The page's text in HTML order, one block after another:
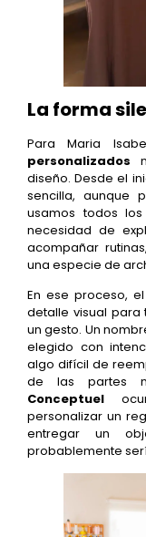
La forma
Para Maria
personalizados
diseño. Desde el
sencilla, aunque
usamos todos
necesidad de
acompañar
una especie de
En ese proceso,
detalle visual
un gesto. Un
elegido con
algo difícil de
de las partes
Conceptuel
personalizar un
entregar un
probablemente